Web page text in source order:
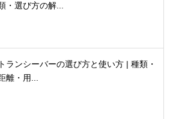
・選び方の解...
トランシーバーの選び方と使い方 | 種類・
離・用...